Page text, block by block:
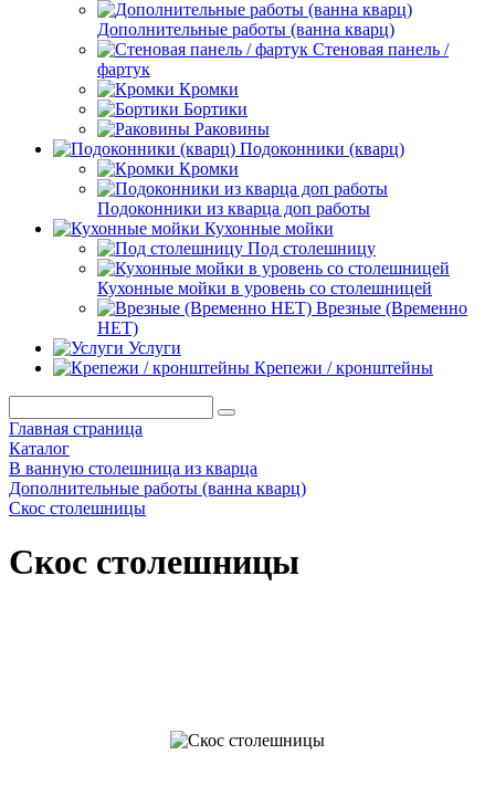
Дополнительные работы (ванна кварц)
Стеновая панель /
фартук
Кромки
Бортики
Раковины
Подоконники (кварц)
Кромки
Подоконники из кварца доп работы
Кухонные мойки
Под столешницу
Кухонные мойки в уровень со столешницей
Врезные (Временно
НЕТ)
Услуги
Крепежи / кронштейны
Главная страница
Каталог
В ванную столешница из кварца
Дополнительные работы (ванна кварц)
Скос столешницы
Скос столешницы